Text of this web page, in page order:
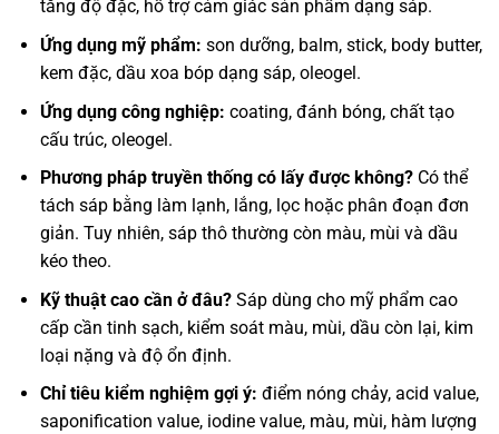
tăng độ đặc, hỗ trợ cảm giác sản phẩm dạng sáp.
Ứng dụng mỹ phẩm: son dưỡng, balm, stick, body butter,
kem đặc, dầu xoa bóp dạng sáp, oleogel.
Ứng dụng công nghiệp: coating, đánh bóng, chất tạo
cấu trúc, oleogel.
Phương pháp truyền thống có lấy được không?Có thể
tách sáp bằng làm lạnh, lắng, lọc hoặc phân đoạn đơn
giản. Tuy nhiên, sáp thô thường còn màu, mùi và dầu
kéo theo.
Kỹ thuật cao cần ở đâu?Sáp dùng cho mỹ phẩm cao
cấp cần tinh sạch, kiểm soát màu, mùi, dầu còn lại, kim
loại nặng và độ ổn định.
Chỉ tiêu kiểm nghiệm gợi ý: điểm nóng chảy, acid value,
saponification value, iodine value, màu, mùi, hàm lượng